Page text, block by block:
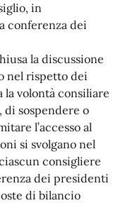
in
conferenza dei
la discussione
nel rispetto dei
volontà consiliare
di sospendere o
l’accesso al
si svolgano nel
consigliere
dei presidenti
di bilancio